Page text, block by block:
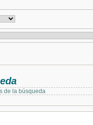
de la búsqueda